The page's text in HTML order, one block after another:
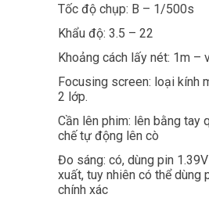
Tốc độ chụp: B – 1/500s
Khẩu độ: 3.5 – 22
Khoảng cách lấy nét: 1m –
Focusing screen: loại kính
2 lớp.
Cần lên phim: lên bằng tay
chế tự động lên cò
Đo sáng: có, dùng pin
xuất, tuy nhiên có thể dùng
chính xác